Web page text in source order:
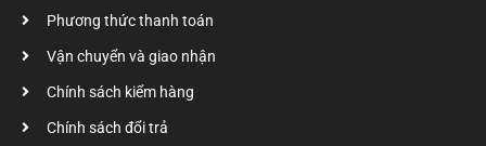
Phương thức thanh toán
Vận chuyển và giao nhận
Chính sách kiểm hàng
Chính sách đổi trả